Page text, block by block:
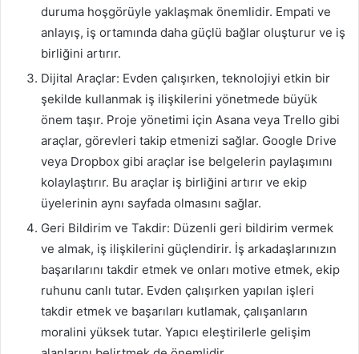
duruma hoşgörüyle yaklaşmak önemlidir. Empati ve
anlayış, iş ortamında daha güçlü bağlar oluşturur ve iş
birliğini artırır.
Dijital Araçlar: Evden çalışırken, teknolojiyi etkin bir
şekilde kullanmak iş ilişkilerini yönetmede büyük
önem taşır. Proje yönetimi için Asana veya Trello gibi
araçlar, görevleri takip etmenizi sağlar. Google Drive
veya Dropbox gibi araçlar ise belgelerin paylaşımını
kolaylaştırır. Bu araçlar iş birliğini artırır ve ekip
üyelerinin aynı sayfada olmasını sağlar.
Geri Bildirim ve Takdir: Düzenli geri bildirim vermek
ve almak, iş ilişkilerini güçlendirir. İş arkadaşlarınızın
başarılarını takdir etmek ve onları motive etmek, ekip
ruhunu canlı tutar. Evden çalışırken yapılan işleri
takdir etmek ve başarıları kutlamak, çalışanların
moralini yüksek tutar. Yapıcı eleştirilerle gelişim